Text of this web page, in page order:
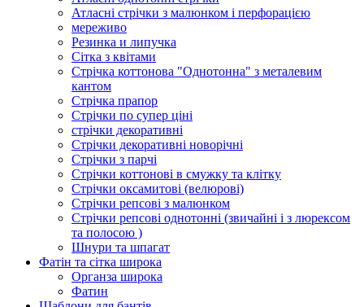
Атласні стрічки з малюнком і перфорацією
мереживо
Резинка и липучка
Сітка з квітами
Стрічка коттонова "Однотонна" з металевим
кантом
Стрічка прапор
Стрічки по супер ціні
стрічки декоративні
Стрічки декоративні новорічні
Стрічки з парчі
Стрічки коттонові в смужку та клітку
Стрічки оксамитові (велюрові)
Стрічки репсові з малюнком
Стрічки репсові однотонні (звичайні і з люрексом
та полосою )
Шнури та шпагат
Фатін та сітка широка
Органза широка
Фатин